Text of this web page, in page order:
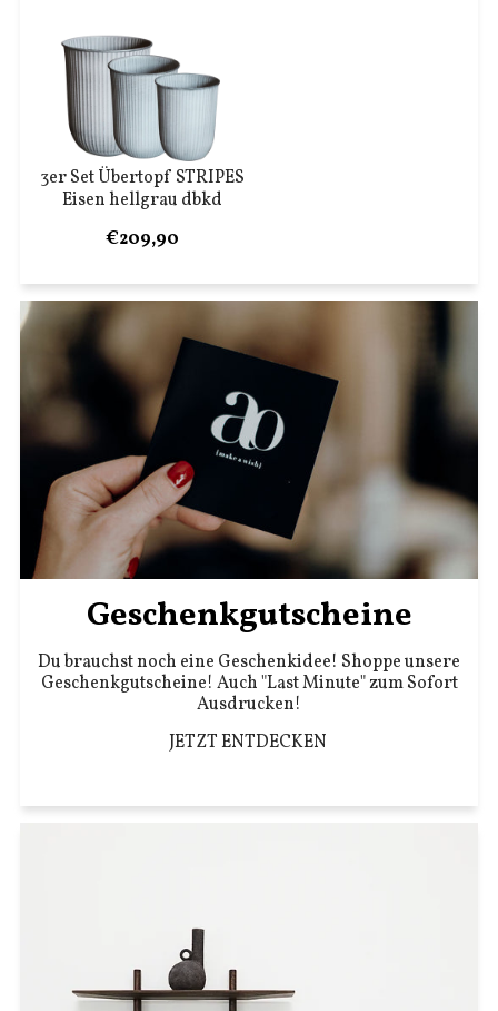
3er Set Übertopf STRIPES
Eisen hellgrau dbkd
€209,90
Geschenkgutscheine
Du brauchst noch eine Geschenkidee! Shoppe unsere
Geschenkgutscheine! Auch "Last Minute" zum Sofort
Ausdrucken!
JETZT ENTDECKEN